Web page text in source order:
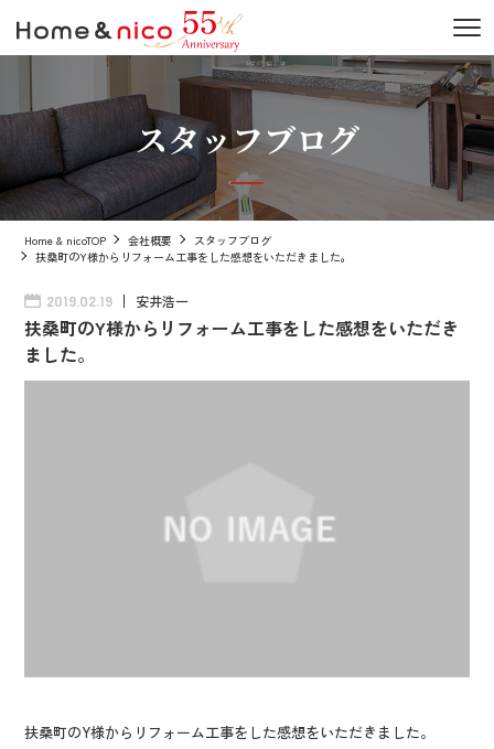
スタッフブログ
Home & nicoTOP 会社概要
スタッフブログ
扶桑町のY様からリフォーム工事をした感想をいただきました。
2019.02.19 安井浩一
扶桑町のY様からリフォーム工事をした感想をいただき
ました。
扶桑町のY様からリフォーム工事をした感想をいただきました。